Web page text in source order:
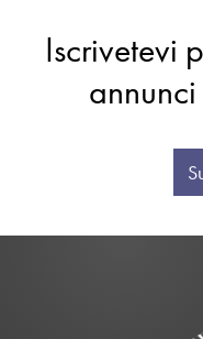
Iscrivetevi